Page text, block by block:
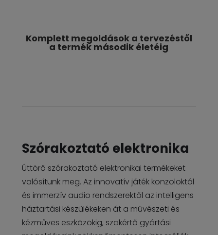
Komplett megoldások a tervezéstől
a termék második életéig
Szórakoztató elektronika
Úttörő szórakoztató elektronikai termékeket
valósítunk meg. Az innovatív játék konzoloktól
és immerzív audio rendszerektől az intelligens
háztartási készülékeken át a művészeti és
kézműves eszközökig, szakértő gyártási